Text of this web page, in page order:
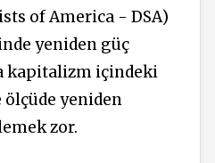
of America - DSA)
yeniden güç
kapitalizm içindeki
yeniden
zor.